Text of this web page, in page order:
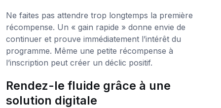
Ne faites pas attendre trop longtemps la première
récompense. Un « gain rapide » donne envie de
continuer et prouve immédiatement l’intérêt du
programme. Même une petite récompense à
l’inscription peut créer un déclic positif.
Rendez-le fluide grâce à une
solution digitale